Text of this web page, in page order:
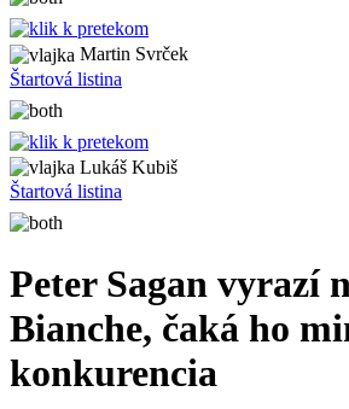
Martin Svrček
Štartová listina
Lukáš Kubiš
Štartová listina
Peter Sagan vyrazí
Bianche, čaká ho
konkurencia